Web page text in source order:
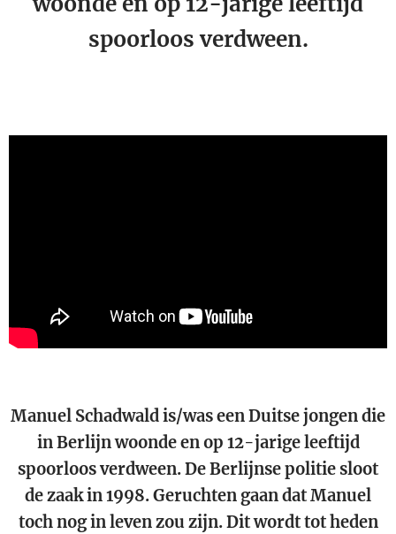
spoorloos verdween.
Manuel Schadwald is/was een Duitse jongen die
in Berlijn woonde en op 12-jarige leeftijd
spoorloos verdween. De Berlijnse politie sloot
de zaak in 1998. Geruchten gaan dat Manuel
toch nog in leven zou zijn. Dit wordt tot heden